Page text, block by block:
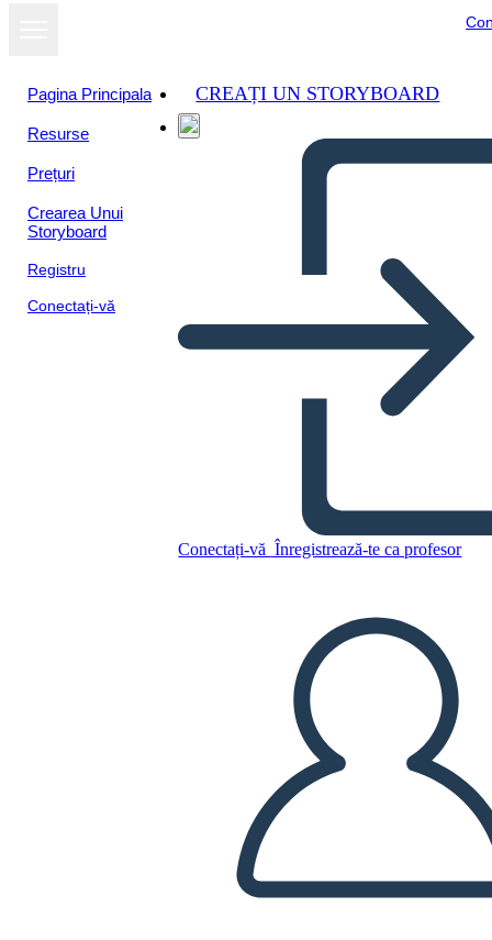
Pagina Principala
Resurse
Prețuri
Crearea Unui
Storyboard
Registru
Conectați-vă
CREAȚI UN STORYBOARD
Conectați-vă Înregistrează-te ca profesor
Hamilton
CREAȚI UN STORYBOARD
REDAȚI PREZENTAREA DE DIAPOZITIVE
CITESTE-MI